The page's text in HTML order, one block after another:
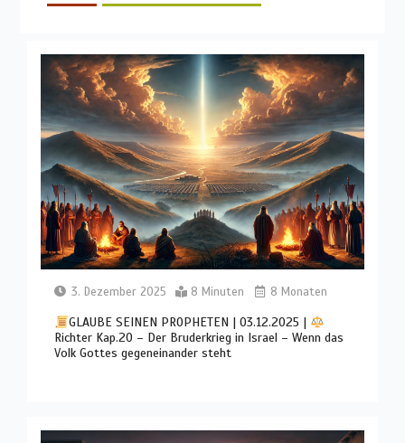
3. Dezember 2025 8 Minuten 8 Monaten
GLAUBE SEINEN PROPHETEN | 03.12.2025 |
Richter Kap.20 – Der Bruderkrieg in Israel – Wenn das
Volk Gottes gegeneinander steht